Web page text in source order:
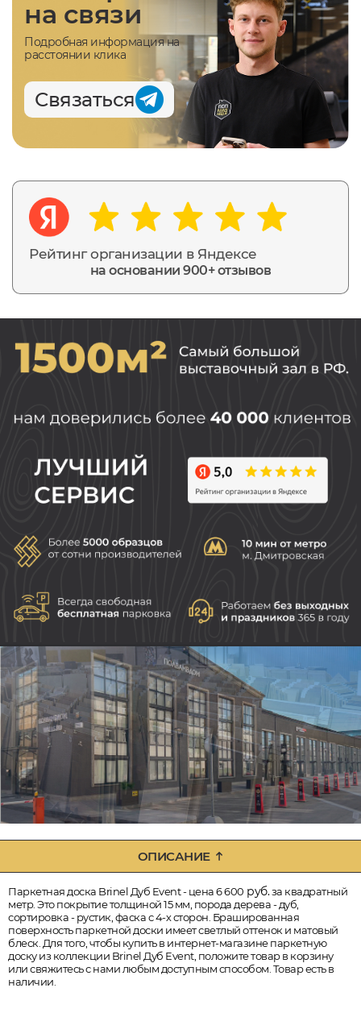
Рейтинг организации в Яндексе
на основании 900+ отзывов
на связи
Подробная информация на
расстоянии клика
Связаться
ОПИСАНИЕ
Паркетная доска Brinel Дуб Event - цена 6 600 руб.за квадратный
метр. Это покрытие толщиной 15 мм, порода дерева - дуб,
сортировка - рустик, фаска с 4-х сторон. Брашированная
поверхность паркетной доски имеет светлый оттенок и матовый
блеск. Для того, чтобы купить в интернет-магазине паркетную
доску из коллекции Brinel Дуб Event, положите товар в корзину
или свяжитесь с нами любым доступным способом. Товар есть в
наличии.